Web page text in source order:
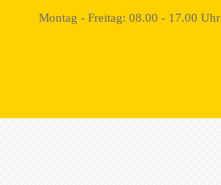
Montag - Freitag: 08.00 - 17.00 Uhr